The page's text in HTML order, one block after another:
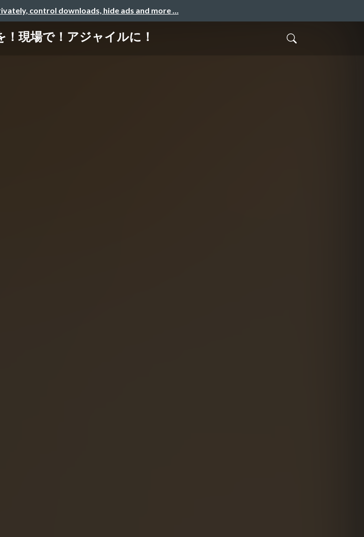
control downloads, hide ads and more …
！現場で！アジャイルに！